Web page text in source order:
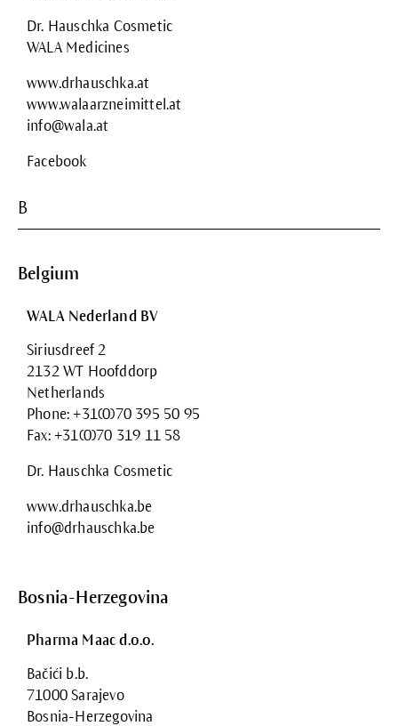
Dr. Hauschka Cosmetic
WALA Medicines
www.drhauschka.at
www.walaarzneimittel.at
info@wala.at
Facebook
B
Belgium
WALA Nederland BV
Siriusdreef 2
2132 WT Hoofddorp
Netherlands
Phone: +31(0)70 395 50 95
Fax: +31(0)70 319 11 58
Dr. Hauschka Cosmetic
www.drhauschka.be
info@drhauschka.be
Bosnia-Herzegovina
Pharma Maac d.o.o.
Bačići b.b.
71000 Sarajevo
Bosnia-Herzegovina